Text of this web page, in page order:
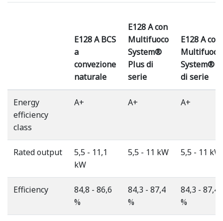
E128 A BCS
a
convezione
naturale
E128 A con
Multifuoco
System®
Plus di
serie
E128 A con
Multifuoco
System®
di serie
Energy
efficiency
class
A+ A+ A+
Rated output
5,5 - 11,1
kW
5,5 - 11 kW 5,5 - 11 kW
Efficiency
84,8 - 86,6
%
84,3 - 87,4
%
84,3 - 87,4
%